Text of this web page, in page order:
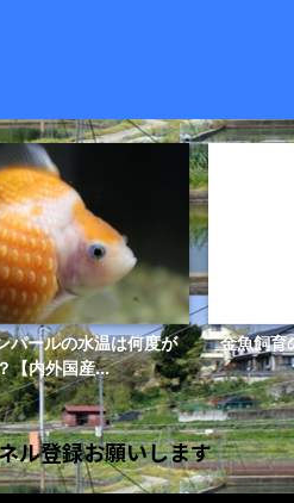
方PSBとは？使い方や
頻度を解説
金魚の
ル登録お願いします